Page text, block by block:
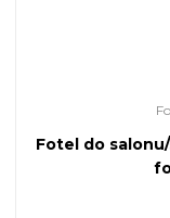
Fotel do